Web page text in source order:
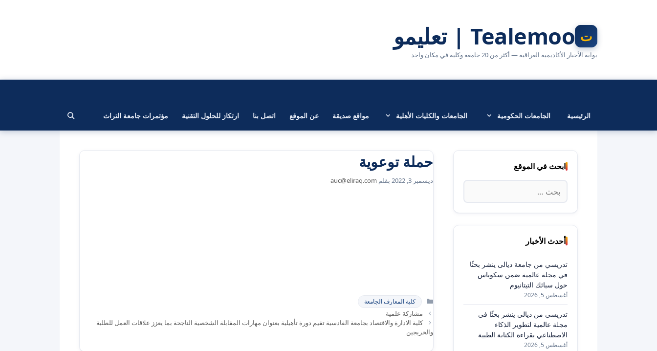
Tealemoo | تعليمو
بوابة الأخبار الأكاديمية العراقية — أكثر من 20 جامعة وكلية في مكان واحد
الرئيسية الجامعات الحكومية الجامعات والكليات الأهلية مواقع صديقة عن الموقع اتصل بنا ارتكاز للحلول التقنية مؤتمرات جامعة التراث
حملة توعوية
ديسمبر 3, 2022 بقلم auc@eliraq.com
التصنيفات
كلية المعارف الجامعة
مشاركة علمية
كلية الادارة والاقتصاد بجامعة القادسية تقيم دورة تأهيلية بعنوان مهارات المقابلة الشخصية الناجحة بما يعزز علاقات العمل للطلبة
والخريجين
ابحث في الموقع
البحث
عن:
أحدث الأخبار
تدريسي من جامعة ديالى ينشر بحثًا
في مجلة عالمية ضمن سكوباس
حول سبائك التيتانيوم
أغسطس 5, 2026
تدريسي من ديالى ينشر بحثًا في
مجلة عالمية لتطوير الذكاء
الاصطناعي بقراءة الكتابة الطبية
أغسطس 5, 2026